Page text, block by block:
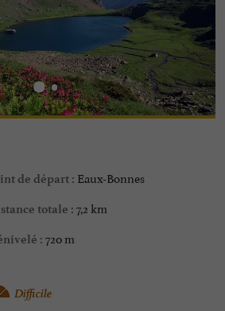
de départ : Eaux-Bonnes
totale : 7,2 km
: 720 m
Difficile